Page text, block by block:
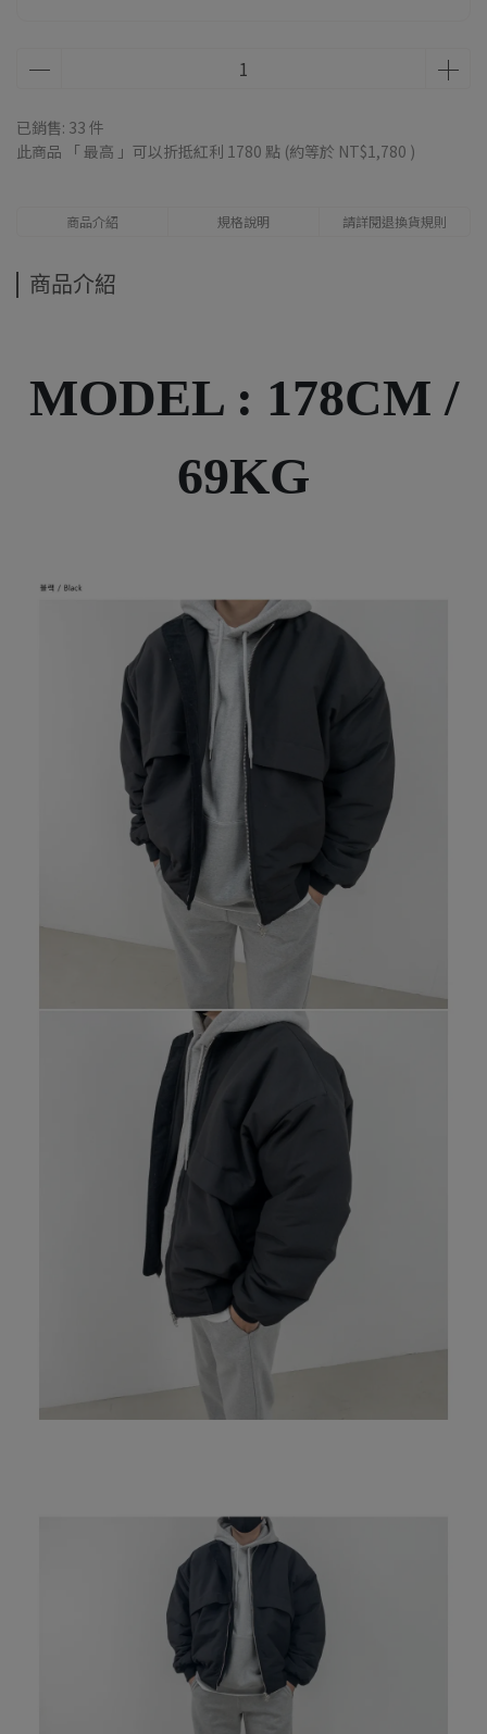
已銷售: 33 件
此商品 「 最高 」可以折抵紅利 1780 點 (約等於 NT$1,780 )
商品介紹 規格說明 請詳閱退換貨規則
商品介紹
MODEL : 178CM /
69KG